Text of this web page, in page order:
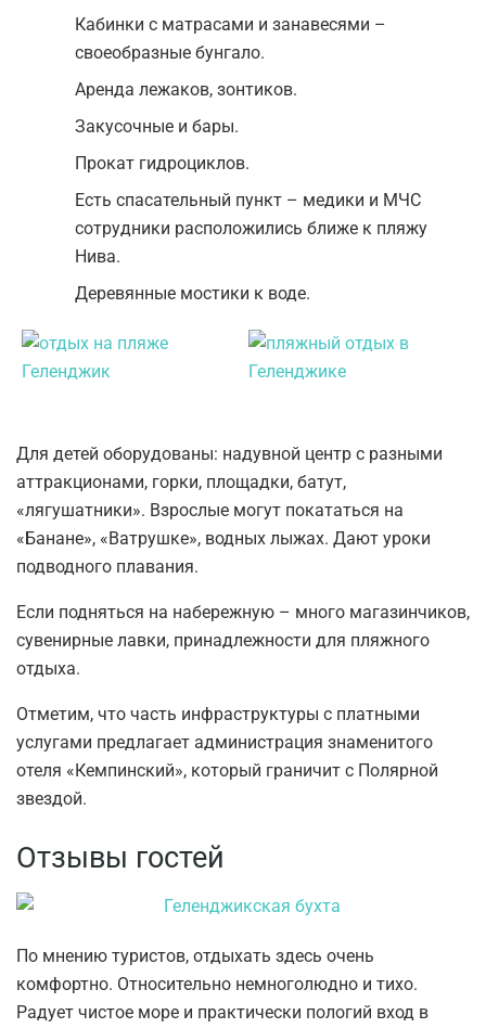
Кабинки с матрасами и занавесями –
своеобразные бунгало.
Аренда лежаков, зонтиков.
Закусочные и бары.
Прокат гидроциклов.
Есть спасательный пункт – медики и МЧС
сотрудники расположились ближе к пляжу
Нива.
Деревянные мостики к воде.
Для детей оборудованы: надувной центр с разными
аттракционами, горки, площадки, батут,
«лягушатники». Взрослые могут покататься на
«Банане», «Ватрушке», водных лыжах. Дают уроки
подводного плавания.
Если подняться на набережную – много магазинчиков,
сувенирные лавки, принадлежности для пляжного
отдыха.
Отметим, что часть инфраструктуры с платными
услугами предлагает администрация знаменитого
отеля «Кемпинский», который граничит с Полярной
звездой.
Отзывы гостей
По мнению туристов, отдыхать здесь очень
комфортно. Относительно немноголюдно и тихо.
Радует чистое море и практически пологий вход в